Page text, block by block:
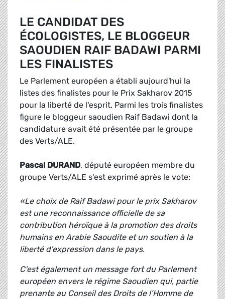
LE CANDIDAT DES
ÉCOLOGISTES, LE BLOGGEUR
SAOUDIEN RAIF BADAWI PARMI
LES FINALISTES
Le Parlement européen a établi aujourd'hui la
listes des finalistes pour le Prix Sakharov 2015
pour la liberté de l'esprit. Parmi les trois finalistes
figure le bloggeur saoudien Raif Badawi dont la
candidature avait été présentée par le groupe
des Verts/ALE.
Pascal DURAND, député européen membre du
groupe Verts/ALE s'est exprimé après le vote:
«Le choix de Raif Badawi pour le prix Sakharov
est une reconnaissance officielle de sa
contribution héroïque à la promotion des droits
humains en Arabie Saoudite et un soutien à la
liberté d'expression dans le pays.
C'est également un message fort du Parlement
européen envers le régime Saoudien qui, partie
prenante au Conseil des Droits de l’Homme de